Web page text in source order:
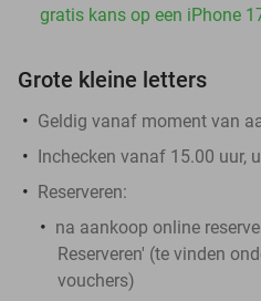
gratis kans op een iPhone
Grote kleine letters
Geldig vanaf moment van
Inchecken vanaf 15.00 uur,
Reserveren:
na aankoop online
Reserveren' (te vinden
vouchers)